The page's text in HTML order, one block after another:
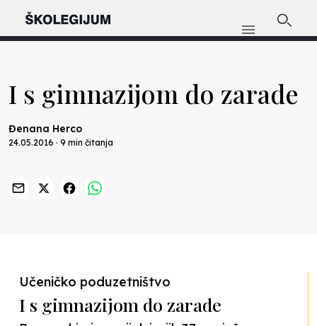
I s gimnazijom do zarade
Đenana Herco
24.05.2016 · 9 min čitanja
Učeničko poduzetništvo
I s gimnazijom do zarade